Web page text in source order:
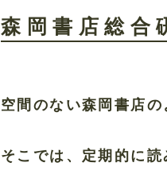
森岡書店総合
空間のない森岡書店の
そこでは、定期的に読